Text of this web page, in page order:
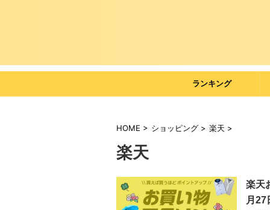
ランキング
HOME > ショッピング > 楽天 >
楽天
楽天
月27